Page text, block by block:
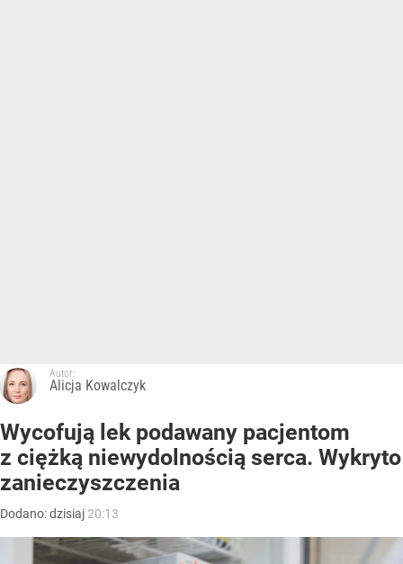
Autor:
Alicja Kowalczyk
Wycofują lek podawany pacjentom
z ciężką niewydolnością serca. Wykryto
zanieczyszczenia
Dodano:dzisiaj 20:13